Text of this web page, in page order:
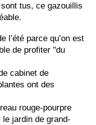
tus, ce gazouillis
l’été parce qu’on est
de profiter "du
cabinet de
ont des
rouge-pourpre
le jardin de grand-